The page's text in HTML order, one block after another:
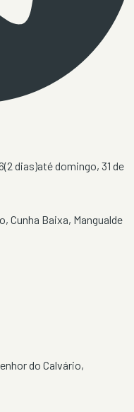
(2 dias)atédomingo, 31 de
, Cunha Baixa, Mangualde
do Calvário,